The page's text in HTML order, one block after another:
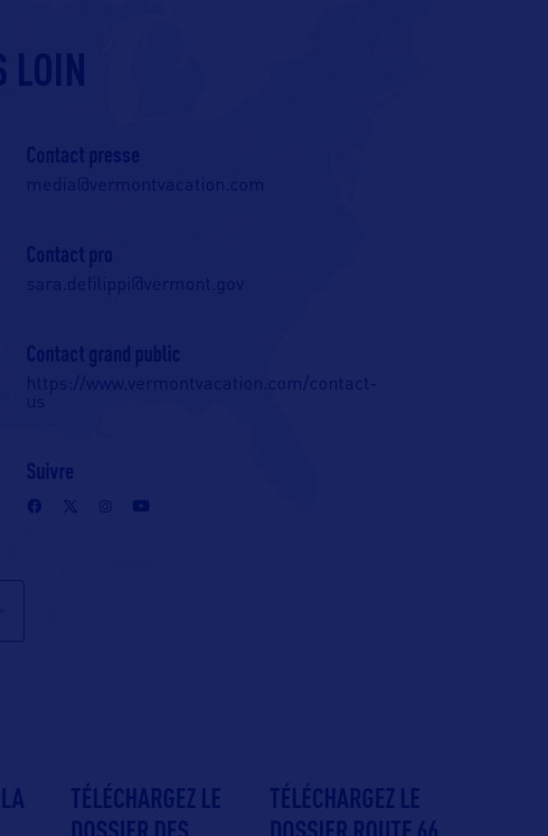
Contact presse
media@vermontvacation.com
Contact pro
sara.defilippi@vermont.gov
Contact grand public
https://www.vermontvacation.com/contact-
Suivre
TÉLÉCHARGEZ LE
TÉLÉCHARGEZ LE